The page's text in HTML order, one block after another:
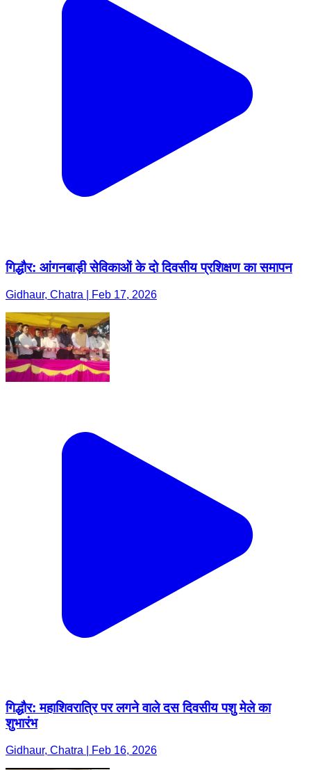
गिद्धौर: आंगनबाड़ी सेविकाओं के दो दिवसीय प्रशिक्षण का समापन
Gidhaur, Chatra | Feb 17, 2026
गिद्धौर: महाशिवरात्रि पर लगने वाले दस दिवसीय पशु मेले का
शुभारंभ
Gidhaur, Chatra | Feb 16, 2026